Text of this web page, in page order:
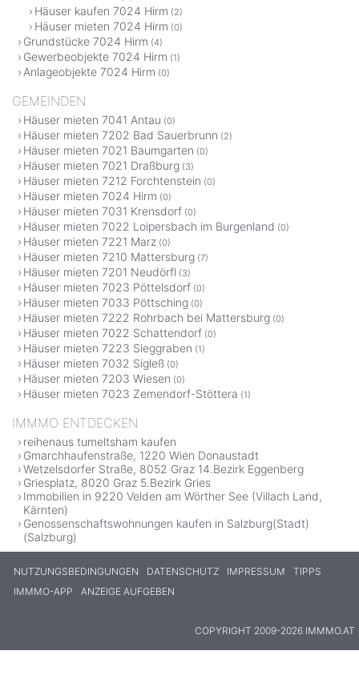
Häuser kaufen 7024 Hirm (2)
Häuser mieten 7024 Hirm (0)
Grundstücke 7024 Hirm (4)
Gewerbeobjekte 7024 Hirm (1)
Anlageobjekte 7024 Hirm (0)
GEMEINDEN
Häuser mieten 7041 Antau (0)
Häuser mieten 7202 Bad Sauerbrunn (2)
Häuser mieten 7021 Baumgarten (0)
Häuser mieten 7021 Draßburg (3)
Häuser mieten 7212 Forchtenstein (0)
Häuser mieten 7024 Hirm (0)
Häuser mieten 7031 Krensdorf (0)
Häuser mieten 7022 Loipersbach im Burgenland (0)
Häuser mieten 7221 Marz (0)
Häuser mieten 7210 Mattersburg (7)
Häuser mieten 7201 Neudörfl (3)
Häuser mieten 7023 Pöttelsdorf (0)
Häuser mieten 7033 Pöttsching (0)
Häuser mieten 7222 Rohrbach bei Mattersburg (0)
Häuser mieten 7022 Schattendorf (0)
Häuser mieten 7223 Sieggraben (1)
Häuser mieten 7032 Sigleß (0)
Häuser mieten 7203 Wiesen (0)
Häuser mieten 7023 Zemendorf-Stöttera (1)
IMMMO ENTDECKEN
reihenaus tumeltsham kaufen
Gmarchhaufenstraße, 1220 Wien Donaustadt
Wetzelsdorfer Straße, 8052 Graz 14.Bezirk Eggenberg
Griesplatz, 8020 Graz 5.Bezirk Gries
Immobilien in 9220 Velden am Wörther See (Villach Land,
Kärnten)
Genossenschaftswohnungen kaufen in Salzburg(Stadt)
(Salzburg)
NUTZUNGSBEDINGUNGEN DATENSCHUTZ IMPRESSUM
TIPPS
IMMMO-APP
ANZEIGE AUFGEBEN
COPYRIGHT 2009-2026 IMMMO.AT